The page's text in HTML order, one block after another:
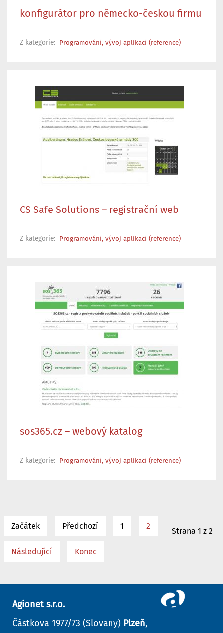
konfigurátor pro německo-českou firmu
Z kategorie: Programování, vývoj aplikací (reference)
CS Safe Solutions – registrační web
Z kategorie: Programování, vývoj aplikací (reference)
sos365.cz – webový katalog
Z kategorie: Programování, vývoj aplikací (reference)
Začátek Předchozí 1 2
Následující Konec
Strana 1 z 2
Agionet s.r.o.
Částkova 1977/73 (Slovany) Plzeň,